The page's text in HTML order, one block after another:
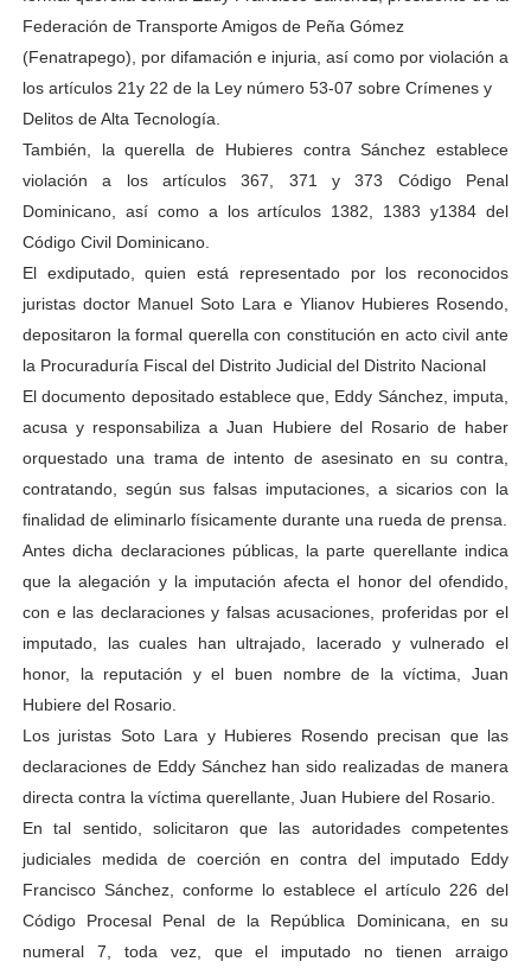
Federación de Transporte Amigos de Peña Gómez
(Fenatrapego), por difamación e injuria, así como por violación a
los artículos 21y 22 de la Ley número 53-07 sobre Crímenes y
Delitos de Alta Tecnología.
También, la querella de Hubieres contra Sánchez establece
violación a los artículos 367, 371 y 373 Código Penal
Dominicano, así como a los artículos 1382, 1383 y1384 del
Código Civil Dominicano.
El exdiputado, quien está representado por los reconocidos
juristas doctor Manuel Soto Lara e Ylianov Hubieres Rosendo,
depositaron la formal querella con constitución en acto civil ante
la Procuraduría Fiscal del Distrito Judicial del Distrito Nacional
El documento depositado establece que, Eddy Sánchez, imputa,
acusa y responsabiliza a Juan Hubiere del Rosario de haber
orquestado una trama de intento de asesinato en su contra,
contratando, según sus falsas imputaciones, a sicarios con la
finalidad de eliminarlo físicamente durante una rueda de prensa.
Antes dicha declaraciones públicas, la parte querellante indica
que la alegación y la imputación afecta el honor del ofendido,
con e las declaraciones y falsas acusaciones, proferidas por el
imputado, las cuales han ultrajado, lacerado y vulnerado el
honor, la reputación y el buen nombre de la víctima, Juan
Hubiere del Rosario.
Los juristas Soto Lara y Hubieres Rosendo precisan que las
declaraciones de Eddy Sánchez han sido realizadas de manera
directa contra la víctima querellante, Juan Hubiere del Rosario.
En tal sentido, solicitaron que las autoridades competentes
judiciales medida de coerción en contra del imputado Eddy
Francisco Sánchez, conforme lo establece el artículo 226 del
Código Procesal Penal de la República Dominicana, en su
numeral 7, toda vez, que el imputado no tienen arraigo